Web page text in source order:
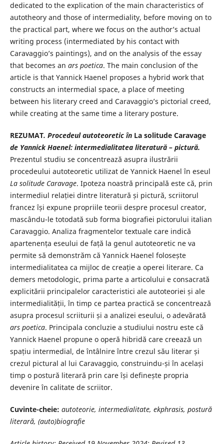
dedicated to the explication of the main characteristics of
autotheory and those of intermediality, before moving on to
the practical part, where we focus on the author’s actual
writing process (intermediated by his contact with
Caravaggio’s paintings), and on the analysis of the essay
that becomes an ars poetica. The main conclusion of the
article is that Yannick Haenel proposes a hybrid work that
constructs an intermedial space, a place of meeting
between his literary creed and Caravaggio’s pictorial creed,
while creating at the same time a literary posture.
REZUMAT. Procedeul autoteoretic în La solitude Caravage
de YannickHaenel: intermedialitatea literatură – pictură.
Prezentul studiu se concentrează asupra ilustrării
procedeului autoteoretic utilizat de Yannick Haenel în eseul
La solitude Caravage. Ipoteza noastră principală este că, prin
intermediul relației dintre literatură și pictură, scriitorul
francez își expune propriile teorii despre procesul creator,
mascându-le totodată sub forma biografiei pictorului italian
Caravaggio. Analiza fragmentelor textuale care indică
apartenența eseului de față la genul autoteoretic ne va
permite să demonstrăm că Yannick Haenel folosește
intermedialitatea ca mijloc de creație a operei literare. Ca
demers metodologic, prima parte a articolului e consacrată
explicitării principalelor caracteristici ale autoteoriei și ale
intermedialității, în timp ce partea practică se concentrează
asupra procesul scriiturii și a analizei eseului, o adevărată
ars poetica. Principala concluzie a studiului nostru este că
Yannick Haenel propune o operă hibridă care creează un
spațiu intermedial, de întâlnire între crezul său literar și
crezul pictural al lui Caravaggio, construindu-și în același
timp o postură literară prin care își definește propria
devenire în calitate de scriitor.
Cuvinte-cheie: autoteorie, intermedialitate, ekphrasis, postură
literară, (auto)biografie